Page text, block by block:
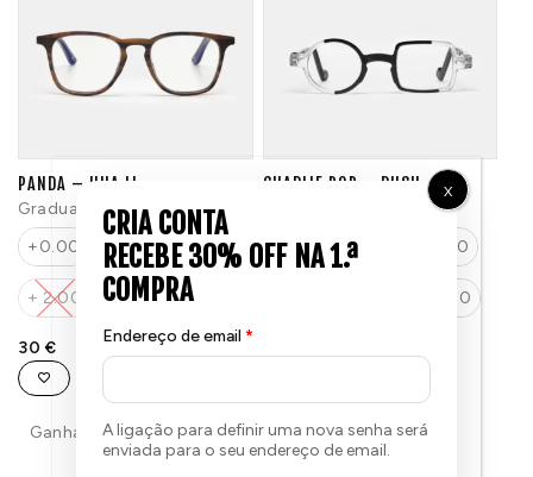
PANDA – HUA LI
Graduação
+0.00
+1.00 +1.50
+ 2.00 +2.50 +3.00
30 €
Ganha até 30 Pontos.
CHARLIE POP – RUSH
+0.00
+1.00 +1.50
+3.00
Ganha até 30 Pontos.
Endereço de email *
A ligação para definir uma nova senha será
enviada para o seu endereço de email.
X